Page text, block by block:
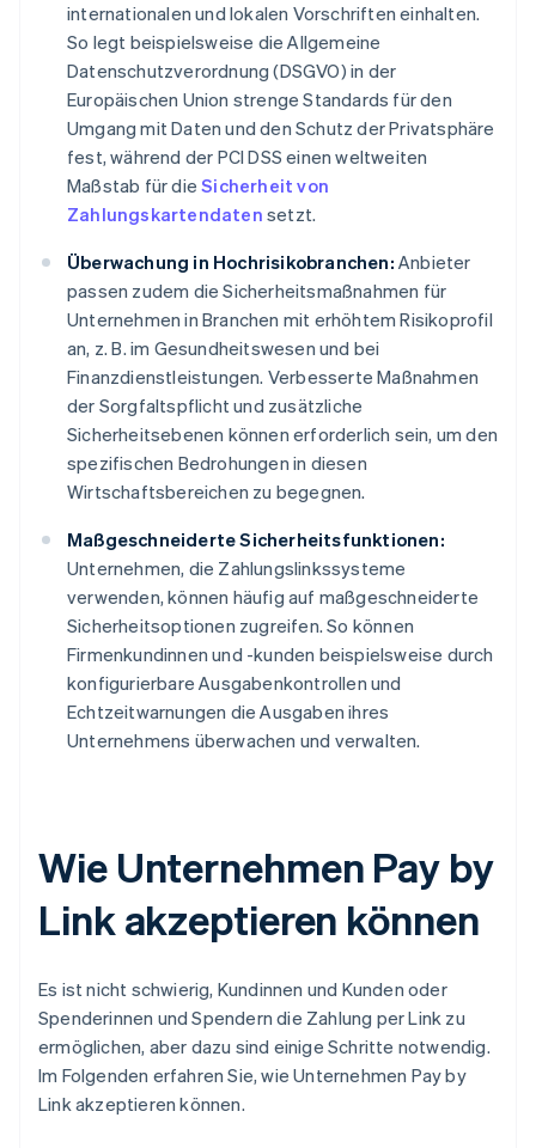
internationalen und lokalen Vorschriften einhalten.
So legt beispielsweise die Allgemeine
Datenschutzverordnung (DSGVO) in der
Europäischen Union strenge Standards für den
Umgang mit Daten und den Schutz der Privatsphäre
fest, während der PCI DSS einen weltweiten
Maßstab für dieSicherheit von
Zahlungskartendaten setzt.
Überwachung in Hochrisikobranchen: Anbieter
passen zudem die Sicherheitsmaßnahmen für
Unternehmen in Branchen mit erhöhtem Risikoprofil
an, z. B. im Gesundheitswesen und bei
Finanzdienstleistungen. Verbesserte Maßnahmen
der Sorgfaltspflicht und zusätzliche
Sicherheitsebenen können erforderlich sein, um den
spezifischen Bedrohungen in diesen
Wirtschaftsbereichen zu begegnen.
Maßgeschneiderte Sicherheitsfunktionen:
Unternehmen, die Zahlungslinkssysteme
verwenden, können häufig auf maßgeschneiderte
Sicherheitsoptionen zugreifen. So können
Firmenkundinnen und -kunden beispielsweise durch
konfigurierbare Ausgabenkontrollen und
Echtzeitwarnungen die Ausgaben ihres
Unternehmens überwachen und verwalten.
Wie Unternehmen Pay by
Link akzeptieren können
Es ist nicht schwierig, Kundinnen und Kunden oder
Spenderinnen und Spendern die Zahlung per Link zu
ermöglichen, aber dazu sind einige Schritte notwendig.
Im Folgenden erfahren Sie, wie Unternehmen Pay by
Link akzeptieren können.